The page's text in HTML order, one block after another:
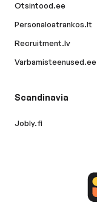
Otsintood.ee
Personaloatrankos.lt
Recruitment.lv
Varbamisteenused.ee
Scandinavia
Jobly.fi